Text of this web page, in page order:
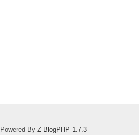
Powered By Z-BlogPHP 1.7.3